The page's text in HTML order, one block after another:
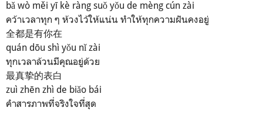
bǎ wò měi yī kè ràng suǒ yǒu de mèng cún zài
คว้าเวลาทุก ๆ ห้วงไว้ให้แน่น ทำให้ทุกความฝันคงอยู่
全都是有你在
quán dōu shì yǒu nǐ zài
ทุกเวลาล้วนมีคุณอยู่ด้วย
最真挚的表白
zuì zhēn zhì de biǎo bái
คำสารภาพที่จริงใจที่สุด